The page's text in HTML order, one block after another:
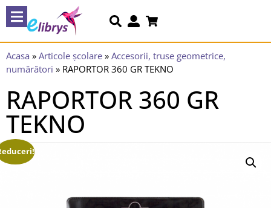
Acasa » Articole școlare » Accesorii, truse geometrice,
numărători » RAPORTOR 360 GR TEKNO
RAPORTOR 360 GR
TEKNO